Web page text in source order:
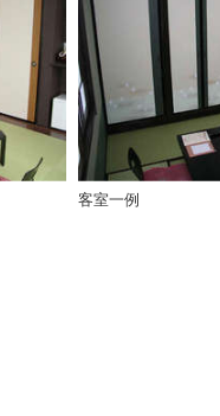
客室一例